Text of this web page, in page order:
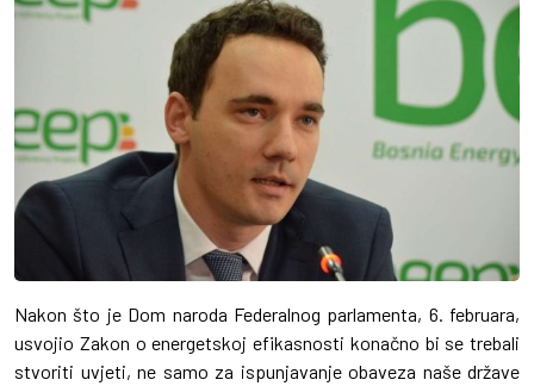
Nakon što je Dom naroda Federalnog parlamenta, 6. februara,
usvojio Zakon o energetskoj efikasnosti konačno bi se trebali
stvoriti uvjeti, ne samo za ispunjavanje obaveza naše države